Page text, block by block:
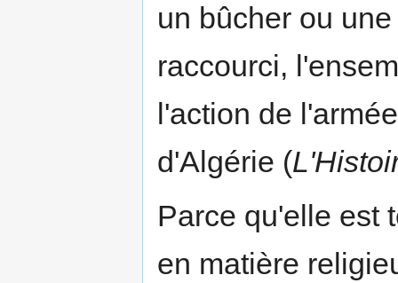
un bûcher ou
raccourci,
l'action de
d'Algérie (
Parce qu'elle est
en matière